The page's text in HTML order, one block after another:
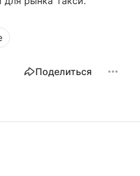
Поделиться